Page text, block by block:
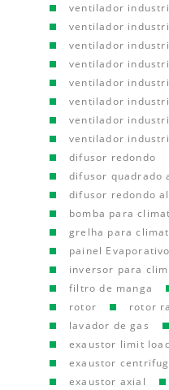
ventilador
ventilador
ventilador
ventilador
ventilador
ventilador
ventilador
ventilador
difusor redondo
difusor quadrado
difusor redondo
bomba para
grelha para
painel
inversor para
filtro de manga
rotor
rotor
lavador de gas
exaustor limit
exaustor
exaustor axial